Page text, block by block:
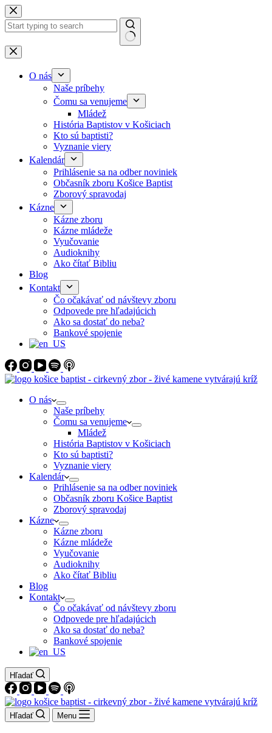
Skip to content
No results
O nás
Naše príbehy
Čomu sa venujeme
Mládež
História Baptistov v Košiciach
Kto sú baptisti?
Vyznanie viery
Kalendár
Prihlásenie sa na odber noviniek
Občasník zboru Košice Baptist
Zborový spravodaj
Kázne
Kázne zboru
Kázne mládeže
Vyučovanie
Audioknihy
Ako čítať Bibliu
Blog
Kontakt
Čo očakávať od návštevy zboru
Odpovede pre hľadajúcich
Ako sa dostať do neba?
Bankové spojenie
O nás
Naše príbehy
Čomu sa venujeme
Mládež
História Baptistov v Košiciach
Kto sú baptisti?
Vyznanie viery
Kalendár
Prihlásenie sa na odber noviniek
Občasník zboru Košice Baptist
Zborový spravodaj
Kázne
Kázne zboru
Kázne mládeže
Vyučovanie
Audioknihy
Ako čítať Bibliu
Blog
Kontakt
Čo očakávať od návštevy zboru
Odpovede pre hľadajúcich
Ako sa dostať do neba?
Bankové spojenie
Hľadať
Hľadať Menu